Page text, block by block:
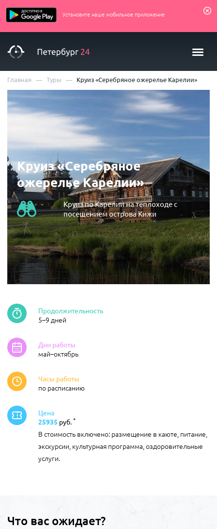
Установите наше мобильное приложение
Главная — Туры — Круиз «Серебряное ожерелье Карелии»
Круиз «Серебряное
ожерелье Карелии»
Круиз по Карелии на теплоходе с
посещением острова Кижи
Продолжительность
5–9 дней
Дни работы
май–октябрь
Часы работы
по расписанию
Цена
25935 руб.*
В стоимость включено: размещение в каюте, питание,
экскурсии, культурная программа, оздоровительные
услуги.
Что вас ожидает?